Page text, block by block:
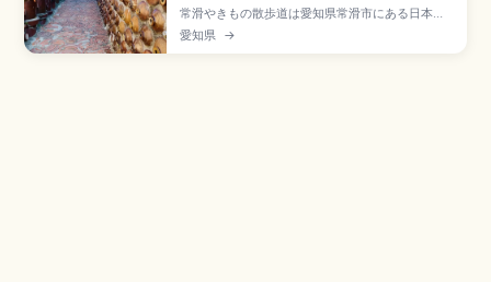
常滑やきもの散歩道は愛知県常滑市にある日本六
古窯のひとつで、2017年に日本遺産認定された陶
器の街並みです。Aコース約1.6km(60〜90分)・
愛知県 →